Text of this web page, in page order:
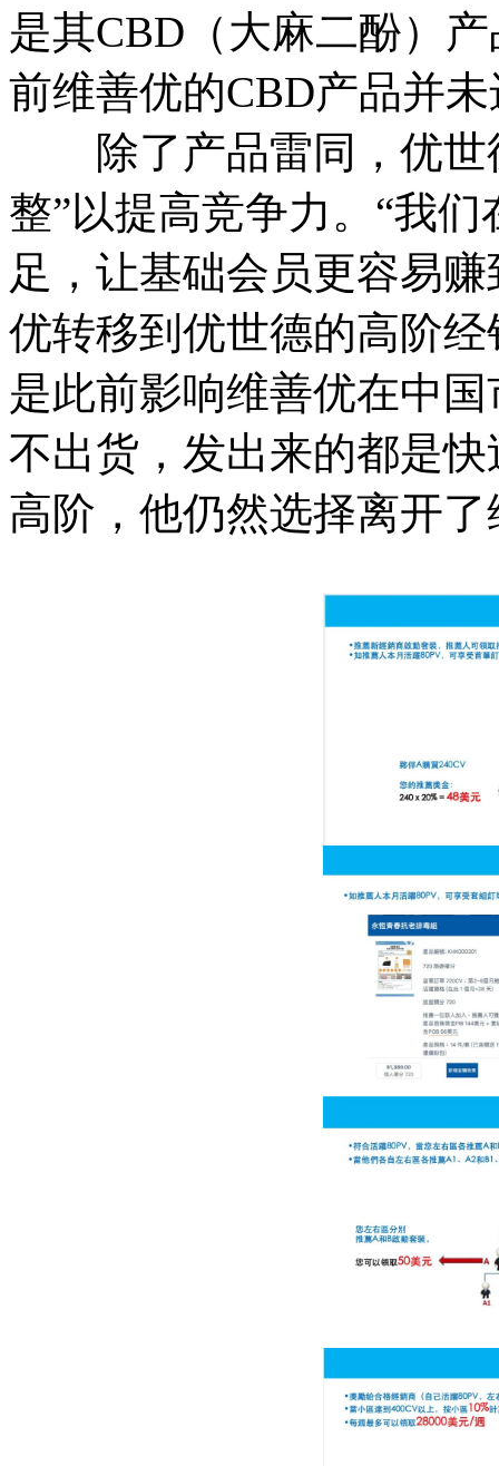
是其CBD（大麻二酚）
前维善优的CBD产品并
除了产品雷同，优世
整”以提高竞争力。“我
足，让基础会员更容易
优转移到优世德的高阶
是此前影响维善优在中
不出货，发出来的都是
高阶，他仍然选择离开